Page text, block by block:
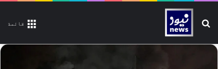
قائمة تلاش کیجیے